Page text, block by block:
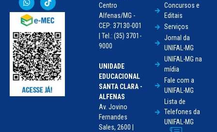
Centro
Alfenas/MG -
CEP: 37130-001
| Tel.: (35) 3701-
9000
UNIDADE
EDUCACIONAL
SANTA CLARA -
ALFENAS
Av. Jovino
Fernandes
Sales, 2600 |
Concursos e
Editais
Serviços
Jornal da
UNIFAL-MG
UNIFAL-MG na
mídia
Fale com a
UNIFAL-MG
Lista de
Telefones da
UNIFAL-MG